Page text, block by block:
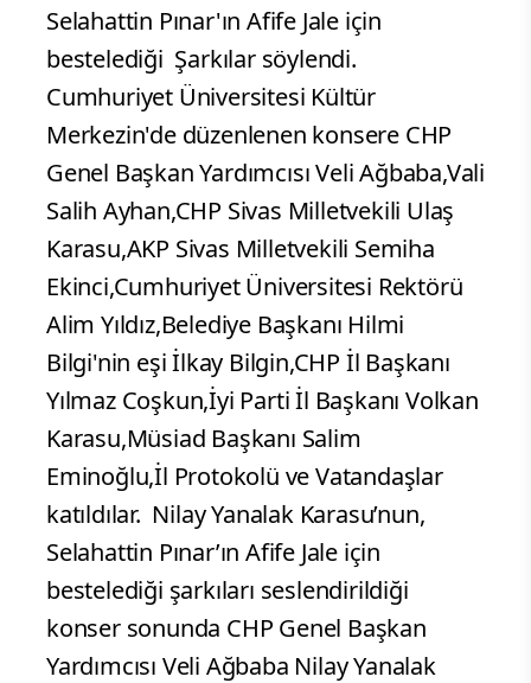
Selahattin Pınar'ın Afife Jale için
bestelediği Şarkılar söylendi.
Cumhuriyet Üniversitesi Kültür
Merkezin'de düzenlenen konsere CHP
Genel Başkan Yardımcısı Veli Ağbaba,Vali
Salih Ayhan,CHP Sivas Milletvekili Ulaş
Karasu,AKP Sivas Milletvekili Semiha
Ekinci,Cumhuriyet Üniversitesi Rektörü
Alim Yıldız,Belediye Başkanı Hilmi
Bilgi'nin eşi İlkay Bilgin,CHP İl Başkanı
Yılmaz Coşkun,İyi Parti İl Başkanı Volkan
Karasu,Müsiad Başkanı Salim
Eminoğlu,İl Protokolü ve Vatandaşlar
katıldılar. Nilay Yanalak Karasu’nun,
Selahattin Pınar’ın Afife Jale için
bestelediği şarkıları seslendirildiği
konser sonunda CHP Genel Başkan
Yardımcısı Veli Ağbaba Nilay Yanalak